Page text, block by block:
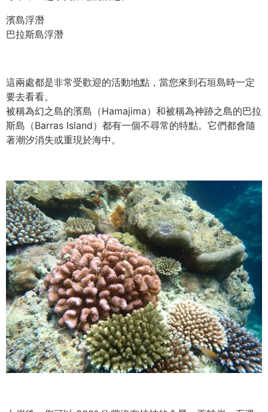
濱島浮潛
巴拉斯島浮潛
這兩處都是非常受歡迎的活動地點，當您來到石垣島時一定
要去看看。
被稱為幻之島的濱島（Hamajima）和被稱為神跡之島的巴拉
斯島（Barras Island）都有一個不尋常的特點。它們都會隨
著潮汐消失或重現於海中。